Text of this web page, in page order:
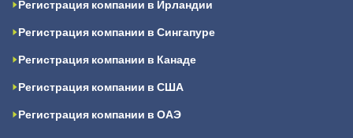
Регистрация компании в Ирландии
Регистрация компании в Сингапуре
Регистрация компании в Канаде
Регистрация компании в США
Регистрация компании в ОАЭ